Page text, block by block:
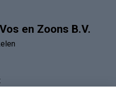
en Zoons B.V.